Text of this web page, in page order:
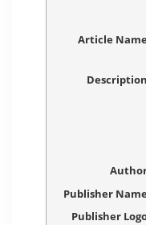
Article Name
Description
Publisher Name
Publisher